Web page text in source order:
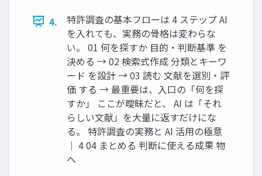
4.
特許調査の基本フローは 4 ステップ AI
を入れても、実務の骨格は変わらな
い。 01 何を探すか 目的・判断基準 を
決める → 02 検索式作成 分類とキーワ
ード を設計 → 03 読む 文献を選別・評
価 する → 最重要は、入口の「何を探
すか」 ここが曖昧だと、 AI は「それ
らしい文献」を大量に返すだけにな
る。 特許調査の実務と AI 活用の極意
｜ 4 04 まとめる 判断に使える成果 物
へ